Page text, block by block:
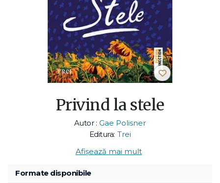
Privind la stele
Autor : Gae Polisner
Editura: Trei
Afișează mai mult
Formate disponibile